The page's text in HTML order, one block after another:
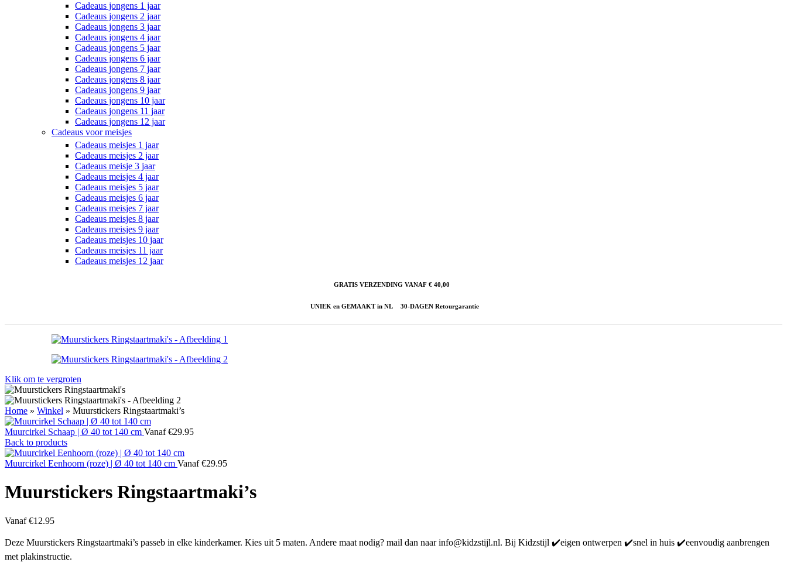
Cadeaus jongens 1 jaar
Cadeaus jongens 2 jaar
Cadeaus jongens 3 jaar
Cadeaus jongens 4 jaar
Cadeaus jongens 5 jaar
Cadeaus jongens 6 jaar
Cadeaus jongens 7 jaar
Cadeaus jongens 8 jaar
Cadeaus jongens 9 jaar
Cadeaus jongens 10 jaar
Cadeaus jongens 11 jaar
Cadeaus jongens 12 jaar
Cadeaus voor meisjes
Cadeaus meisjes 1 jaar
Cadeaus meisjes 2 jaar
Cadeaus meisje 3 jaar
Cadeaus meisjes 4 jaar
Cadeaus meisjes 5 jaar
Cadeaus meisjes 6 jaar
Cadeaus meisjes 7 jaar
Cadeaus meisjes 8 jaar
Cadeaus meisjes 9 jaar
Cadeaus meisjes 10 jaar
Cadeaus meisjes 11 jaar
Cadeaus meisjes 12 jaar
GRATIS VERZENDING VANAF € 40,00
UNIEK en GEMAAKT in NL 30-DAGEN Retourgarantie
Klik om te vergroten
Home » Winkel » Muurstickers Ringstaartmaki’s
Muurcirkel Schaap | Ø 40 tot 140 cm Vanaf €29.95
Back to products
Muurcirkel Eenhoorn (roze) | Ø 40 tot 140 cm Vanaf €29.95
Muurstickers Ringstaartmaki’s
Vanaf €12.95
Deze Muurstickers Ringstaartmaki’s passeb in elke kinderkamer. Kies uit 5 maten. Andere maat nodig? mail dan naar info@kidzstijl.nl. Bij Kidzstijl ✔️eigen ontwerpen ✔️snel in huis ✔️eenvoudig aanbrengen
met plakinstructie.